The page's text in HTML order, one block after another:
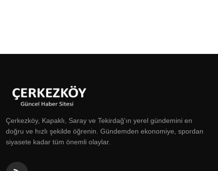
Çerkezköy, Kapaklı, Saray ve Tekirdağ'ın yerel gündemini en
doğru ve hızlı şekilde öğrenin. Gündemden ekonomiye, spordan
siyasete kadar tüm önemli olaylar.